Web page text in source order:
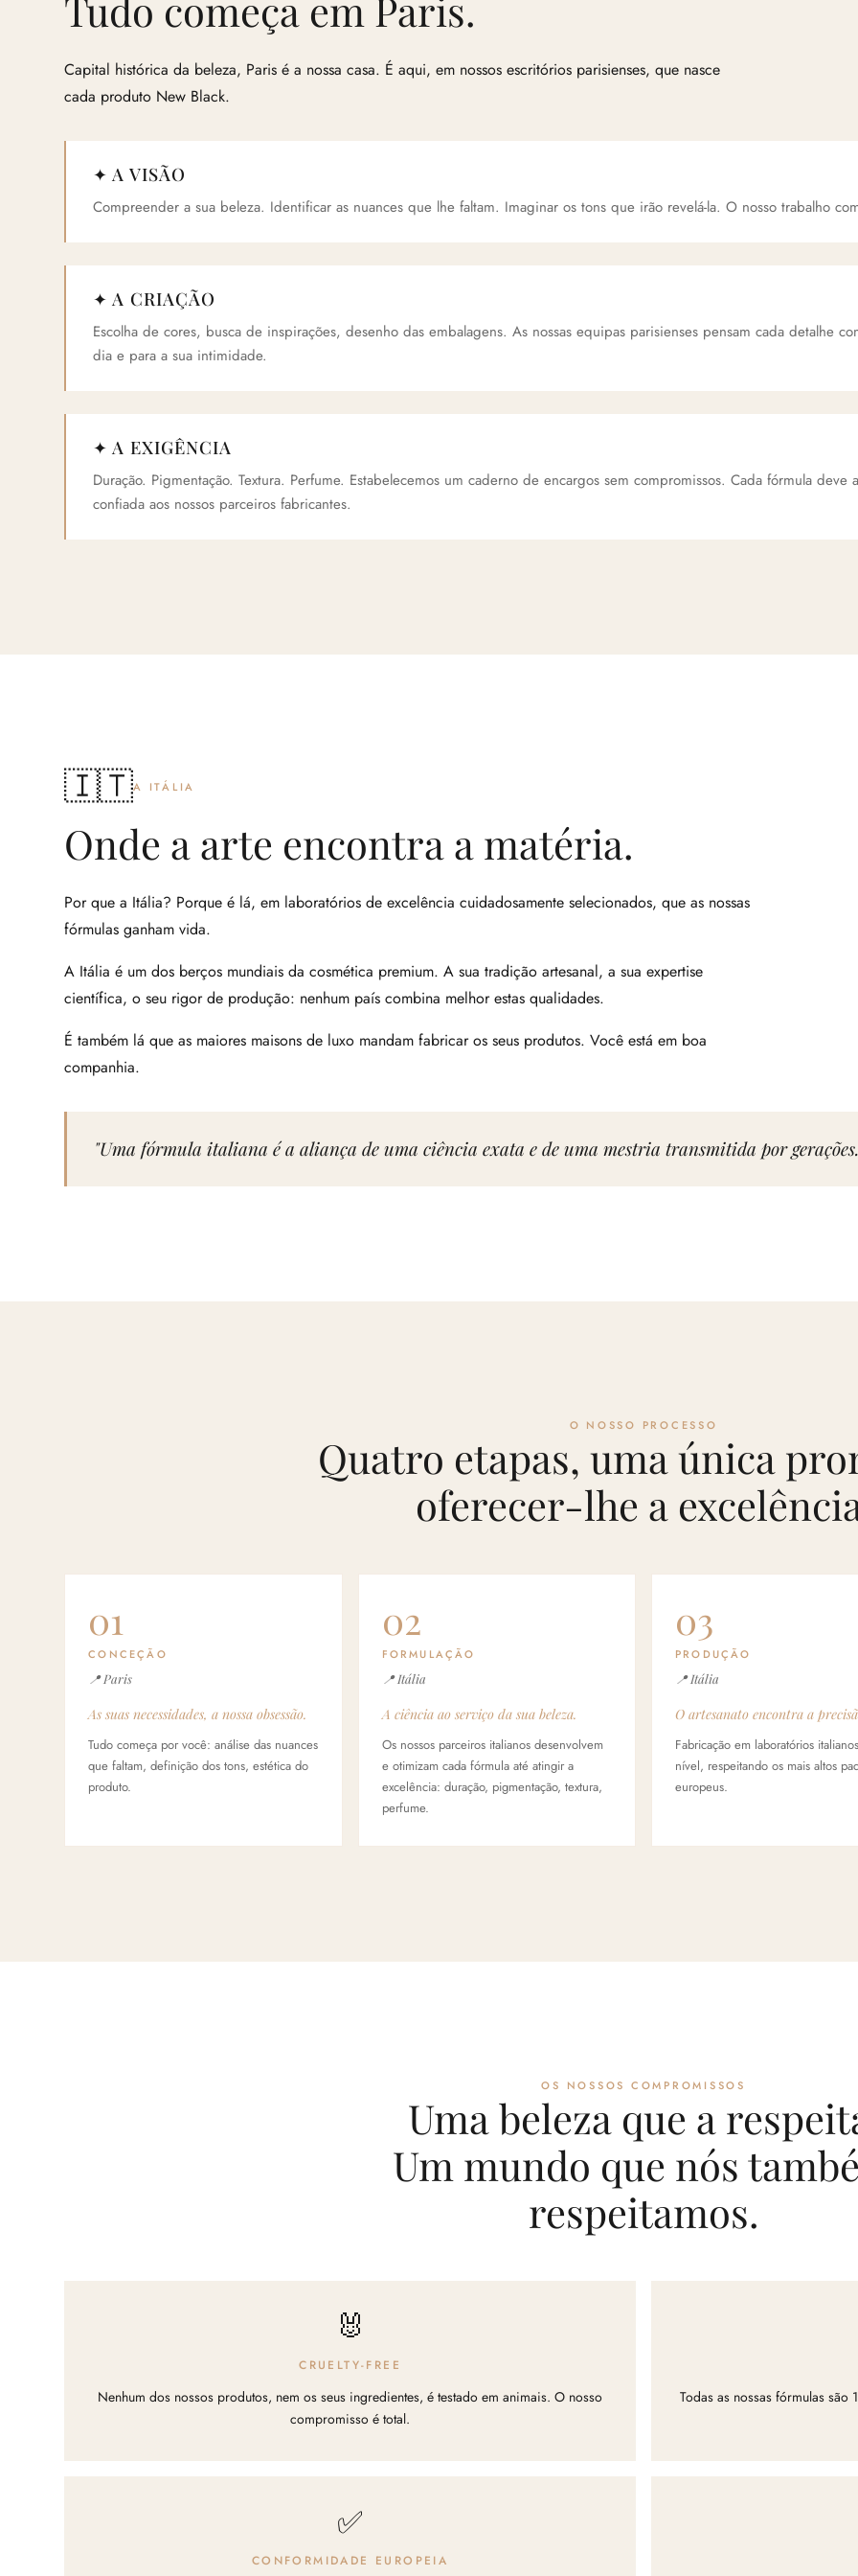
Capital histórica da beleza, Paris é a nossa casa. É aqui, em nossos escritórios parisienses, que nasce
cada produto New Black.
✦ A VISÃO
Compreender a sua beleza. Identificar as nuances que lhe faltam. Imaginar os tons que irão revelá-la. O nosso trabalho
✦ A CRIAÇÃO
Escolha de cores, busca de inspirações, desenho das embalagens. As nossas equipas parisienses pensam cada detalhe
dia e para a sua intimidade.
✦ A EXIGÊNCIA
Duração. Pigmentação. Textura. Perfume. Estabelecemos um caderno de encargos sem compromissos. Cada fórmula
confiada aos nossos parceiros fabricantes.
🇮🇹A ITÁLIA
Onde a arte encontra a matéria.
Por que a Itália? Porque é lá, em laboratórios de excelência cuidadosamente selecionados, que as nossas
fórmulas ganham vida.
A Itália é um dos berços mundiais da cosmética premium. A sua tradição artesanal, a sua expertise
científica, o seu rigor de produção: nenhum país combina melhor estas qualidades.
É também lá que as maiores maisons de luxo mandam fabricar os seus produtos. Você está em boa
companhia.
"Uma fórmula italiana é a aliança de uma ciência exata e de uma mestria transmitida por
O NOSSO PROCESSO
Quatro etapas, uma única
oferecer-lhe a
01
CONCEÇÃO
📍 Paris
As suas necessidades, a nossa obsessão.
Tudo começa por você: análise das nuances
que faltam, definição dos tons, estética do
produto.
02
FORMULAÇÃO
📍 Itália
A ciência ao serviço da sua beleza.
Os nossos parceiros italianos desenvolvem
e otimizam cada fórmula até atingir a
excelência: duração, pigmentação, textura,
perfume.
03
PRODUÇÃO
📍 Itália
O artesanato encontra a
Fabricação em laboratórios
nível, respeitando os mais altos
europeus.
OS NOSSOS COMPROMISSOS
Uma beleza que a
Um mundo que nós
respeitamos.
🐰
CRUELTY-FREE
Nenhum dos nossos produtos, nem os seus ingredientes, é testado em animais. O nosso
compromisso é total.
Todas as nossas fórmulas
✅
CONFORMIDADE EUROPEIA